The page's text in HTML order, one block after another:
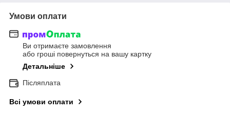
Умови оплати
Ви отримаєте замовлення
або гроші повернуться на вашу картку
Детальніше
Післяплата
Всі умови оплати